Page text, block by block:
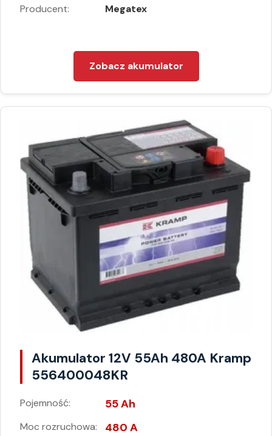
Producent: Megatex
Zobacz akumulator
Akumulator 12V 55Ah 480A Kramp
556400048KR
Pojemność: 55 Ah
Moc rozruchowa: 480 A